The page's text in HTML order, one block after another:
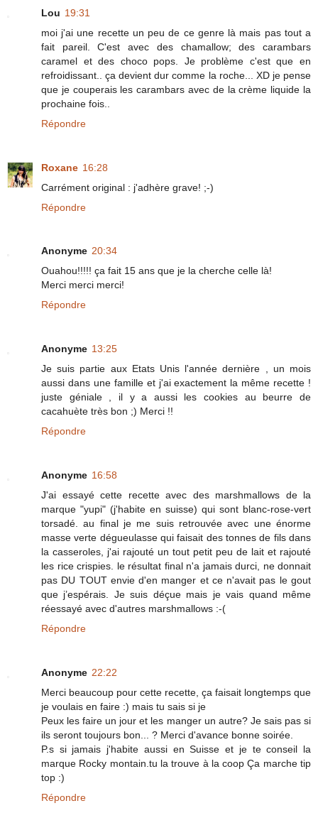
Lou 19:31
moi j'ai une recette un peu de ce genre là mais pas tout a
fait pareil. C'est avec des chamallow; des carambars
caramel et des choco pops. Je problème c'est que en
refroidissant.. ça devient dur comme la roche... XD je pense
que je couperais les carambars avec de la crème liquide la
prochaine fois..
Répondre
Roxane 16:28
Carrément original : j'adhère grave! ;-)
Répondre
Anonyme 20:34
Ouahou!!!!! ça fait 15 ans que je la cherche celle là!
Merci merci merci!
Répondre
Anonyme 13:25
Je suis partie aux Etats Unis l'année dernière , un mois
aussi dans une famille et j'ai exactement la même recette !
juste géniale , il y a aussi les cookies au beurre de
cacahuète très bon ;) Merci !!
Répondre
Anonyme 16:58
J'ai essayé cette recette avec des marshmallows de la
marque "yupi" (j'habite en suisse) qui sont blanc-rose-vert
torsadé. au final je me suis retrouvée avec une énorme
masse verte dégueulasse qui faisait des tonnes de fils dans
la casseroles, j'ai rajouté un tout petit peu de lait et rajouté
les rice crispies. le résultat final n'a jamais durci, ne donnait
pas DU TOUT envie d'en manger et ce n'avait pas le gout
que j’espérais. Je suis déçue mais je vais quand même
réessayé avec d'autres marshmallows :-(
Répondre
Anonyme 22:22
Merci beaucoup pour cette recette, ça faisait longtemps que
je voulais en faire :) mais tu sais si je
Peux les faire un jour et les manger un autre? Je sais pas si
ils seront toujours bon... ? Merci d'avance bonne soirée.
P.s si jamais j'habite aussi en Suisse et je te conseil la
marque Rocky montain.tu la trouve à la coop Ça marche tip
top :)
Répondre